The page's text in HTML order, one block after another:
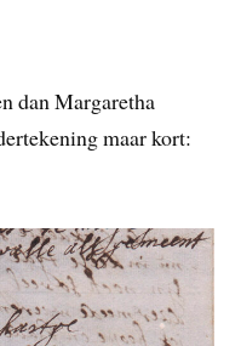
dan Margaretha
maar kort: